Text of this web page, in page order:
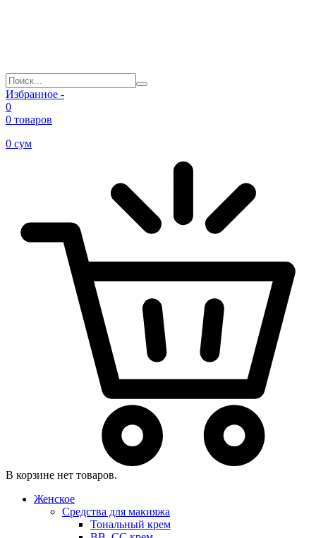
Избранное -
0
0 товаров
0 сум
В корзине нет товаров.
Женское
Средства для макияжа
Тональный крем